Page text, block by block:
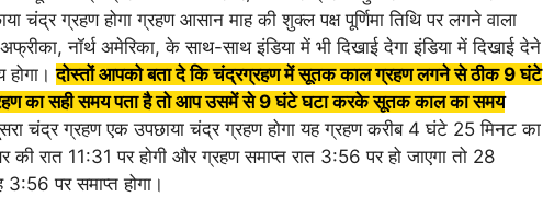
चंद्र ग्रहण होगा ग्रहण आसान माह की शुक्ल पक्ष पूर्णिमा तिथि पर लगने वाला
नॉर्थ अमेरिका, के साथ-साथ इंडिया में भी दिखाई देगा इंडिया में दिखाई देने
होगा।दोस्तों आपको बता दे कि चंद्रग्रहण में सूतक काल ग्रहण लगने से ठीक 9 घंटे
का सही समय पता है तो आप उसमें से 9 घंटे घटा करके सूतक काल का समय
चंद्र ग्रहण एक उपछाया चंद्र ग्रहण होगा यह ग्रहण करीब 4 घंटे 25 मिनट का
रात 11:31 पर होगी और ग्रहण समाप्त रात 3:56 पर हो जाएगा तो 28
पर समाप्त होगा।